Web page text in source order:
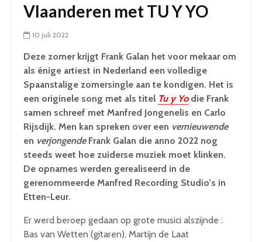
Vlaanderen met TU Y YO
10 juli 2022
Deze zomer krijgt Frank Galan het voor mekaar om
als énige artiest in Nederland een volledige
Spaanstalige zomersingle aan te kondigen. Het is
een originele song met als titel Tu y Yodie Frank
samen schreef met Manfred Jongenelis en Carlo
Rijsdijk. Men kan spreken over een vernieuwende
en verjongendeFrank Galan die anno 2022 nog
steeds weet hoe zuiderse muziek moet klinken.
De opnames werden gerealiseerd in de
gerenommeerde Manfred Recording Studio’s in
Etten-Leur.
Er werd beroep gedaan op grote musici alszijnde :
Bas van Wetten (gitaren), Martijn de Laat